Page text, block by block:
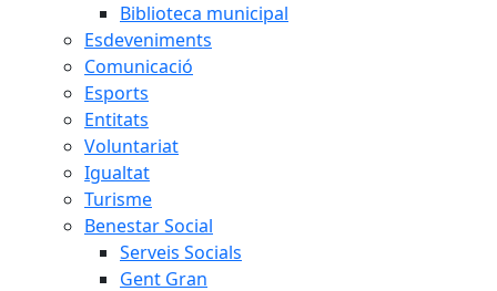
Biblioteca municipal
Esdeveniments
Comunicació
Esports
Entitats
Voluntariat
Igualtat
Turisme
Benestar Social
Serveis Socials
Gent Gran